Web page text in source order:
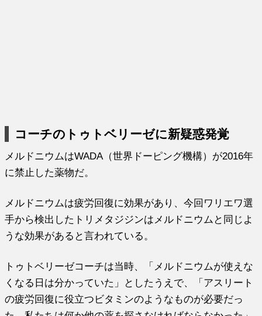
コーチのトゥトベリーゼに新疑惑発覚
メルドニウムはWADA（世界ドーピング機構）が2016年
に禁止した薬物だ。
メルドニウムは疲労回復に効果があり、今回ワリエワ選
手から検出したトリメタジジンはメルドニウムと同じよ
うな効果があると言われている。
トゥトベリーゼコーチは当時、「メルドニウムが使えな
くなる日は分かっていた」としたうえで、「アスリート
の疲労回復に役立つビタミンのようなものが必要だっ